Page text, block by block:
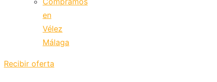
en
Vélez
Málaga
Recibir oferta